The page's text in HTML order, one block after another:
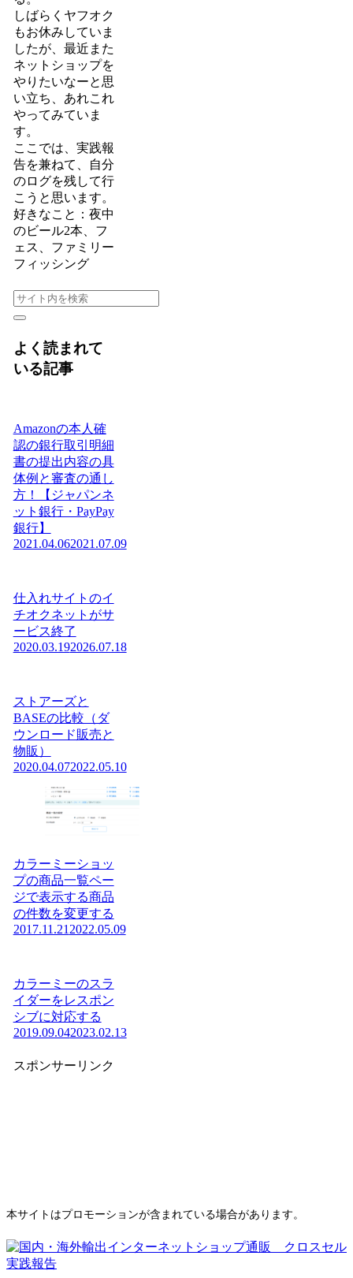
しばらくヤフオク
もお休みしていま
したが、最近また
ネットショップを
やりたいなーと思
い立ち、あれこれ
やってみていま
す。
ここでは、実践報
告を兼ねて、自分
のログを残して行
こうと思います。
好きなこと：夜中
のビール2本、フ
ェス、ファミリー
フィッシング
よく読まれて
いる記事
Amazonの本人確
認の銀行取引明細
書の提出内容の具
体例と審査の通し
方！【ジャパンネ
ット銀行・PayPay
銀行】
2021.04.062021.07.09
仕入れサイトのイ
チオクネットがサ
ービス終了
2020.03.192026.07.18
ストアーズと
BASEの比較（ダ
ウンロード販売と
物販）
2020.04.072022.05.10
カラーミーショッ
プの商品一覧ペー
ジで表示する商品
の件数を変更する
2017.11.21 2022.05.09
カラーミーのスラ
イダーをレスポン
シブに対応する
2019.09.042023.02.13
スポンサーリンク
本サイトはプロモーションが含まれている場合があります。